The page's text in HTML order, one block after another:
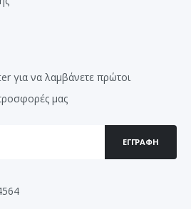
για να λαμβάνετε πρώτοι
μας
ΕΓΓΡΑΦΉ